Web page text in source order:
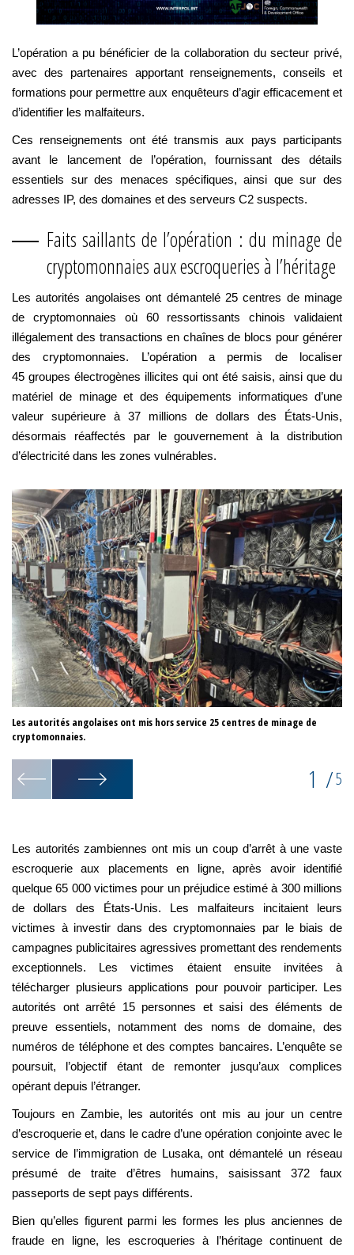
L’opération a pu bénéficier de la collaboration du secteur privé,
avec des partenaires apportant renseignements, conseils et
formations pour permettre aux enquêteurs d’agir efficacement et
d’identifier les malfaiteurs.
Ces renseignements ont été transmis aux pays participants
avant le lancement de l’opération, fournissant des détails
essentiels sur des menaces spécifiques, ainsi que sur des
adresses IP, des domaines et des serveurs C2 suspects.
Faits saillants de l’opération : du minage de
cryptomonnaies aux escroqueries à l’héritage
Les autorités angolaises ont démantelé 25 centres de minage
de cryptomonnaies où 60 ressortissants chinois validaient
illégalement des transactions en chaînes de blocs pour générer
des cryptomonnaies. L’opération a permis de localiser
45 groupes électrogènes illicites qui ont été saisis, ainsi que du
matériel de minage et des équipements informatiques d’une
valeur supérieure à 37 millions de dollars des États-Unis,
désormais réaffectés par le gouvernement à la distribution
d’électricité dans les zones vulnérables.
Les autorités angolaises ont mis hors service 25 centres de minage de
cryptomonnaies.
1 /5
Les autorités zambiennes ont mis un coup d’arrêt à une vaste
escroquerie aux placements en ligne, après avoir identifié
quelque 65 000 victimes pour un préjudice estimé à 300 millions
de dollars des États-Unis. Les malfaiteurs incitaient leurs
victimes à investir dans des cryptomonnaies par le biais de
campagnes publicitaires agressives promettant des rendements
exceptionnels. Les victimes étaient ensuite invitées à
télécharger plusieurs applications pour pouvoir participer. Les
autorités ont arrêté 15 personnes et saisi des éléments de
preuve essentiels, notamment des noms de domaine, des
numéros de téléphone et des comptes bancaires. L’enquête se
poursuit, l’objectif étant de remonter jusqu’aux complices
opérant depuis l’étranger.
Toujours en Zambie, les autorités ont mis au jour un centre
d’escroquerie et, dans le cadre d’une opération conjointe avec le
service de l’immigration de Lusaka, ont démantelé un réseau
présumé de traite d’êtres humains, saisissant 372 faux
passeports de sept pays différents.
Bien qu’elles figurent parmi les formes les plus anciennes de
fraude en ligne, les escroqueries à l’héritage continuent de